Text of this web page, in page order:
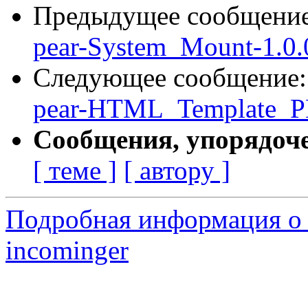
Предыдущее
pear-System_Mount-
Следующее
pear-
Сообщения,
[ теме ] [ автору ]
Подробная информация о
incominger